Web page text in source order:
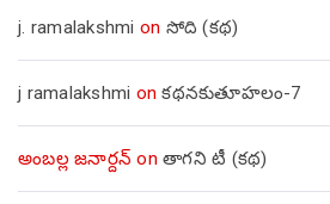
j. ramalakshmi on సోది (కథ)
j ramalakshmi onకథనకుతూహలం-7
అంబల్ల జనార్దన్ on తాగని టీ (కథ)